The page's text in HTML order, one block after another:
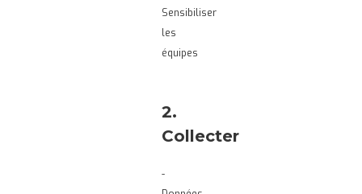
Sensibiliser
les
équipes
2.
Collecter
-